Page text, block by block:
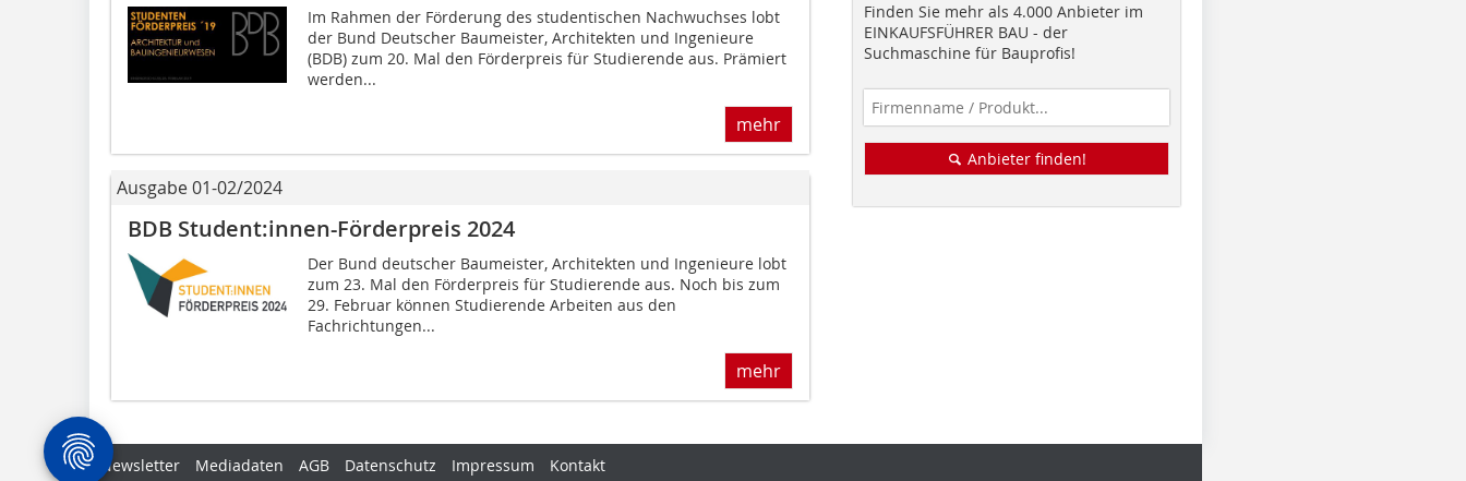
Im Rahmen der Förderung des studentischen Nachwuchses lobt
der Bund Deutscher Baumeister, Architekten und Ingenieure
(BDB) zum 20. Mal den Förderpreis für Studierende aus. Prämiert
werden...
mehr
Ausgabe 01-02/2024
BDB Student:innen-­Förderpreis 2024
Der Bund deutscher Baumeister, Architekten und Ingenieure lobt
zum 23. Mal den Förderpreis für Studierende aus. Noch bis zum
29. Februar können Studierende Arbeiten aus den
Fachrichtungen...
mehr
Finden Sie mehr als 4.000 Anbieter im
EINKAUFSFÜHRER BAU - der
Suchmaschine für Bauprofis!
Anbieter finden!
Newsletter Mediadaten AGB Datenschutz Impressum Kontakt